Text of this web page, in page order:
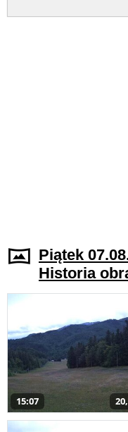
Piątek
Historia
15:07